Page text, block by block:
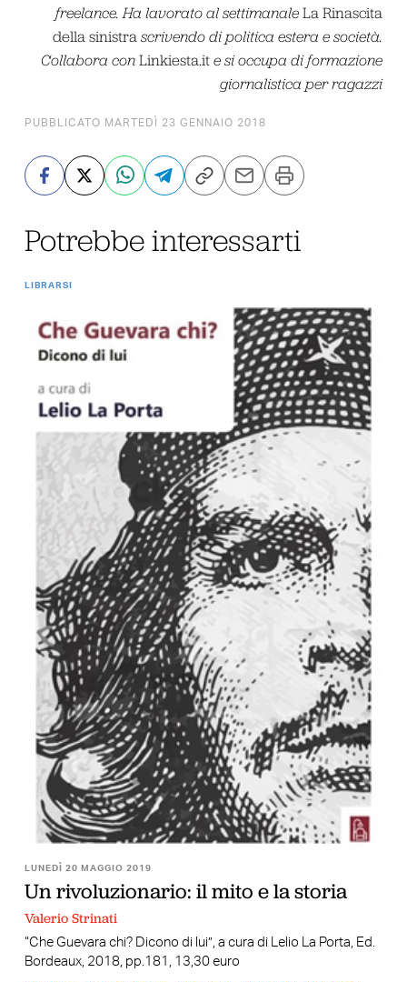
freelance. Ha lavorato al settimanale La Rinascita
della sinistrascrivendo di politica estera e società.
Collabora conLinkiesta.ite si occupa di formazione
giornalistica per ragazzi
PUBBLICATO MARTEDÌ 23 GENNAIO 2018
Potrebbe interessarti
LIBRARSI
LUNEDÌ 20 MAGGIO 2019
Un rivoluzionario: il mito e la storia
Valerio Strinati
“Che Guevara chi? Dicono di lui”, a cura di Lelio La Porta, Ed.
Bordeaux, 2018, pp.181, 13,30 euro